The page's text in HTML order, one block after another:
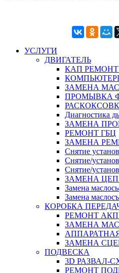
УСЛУГИ
ДВИГАТЕЛЬ
КАП РЕМОНТ
ЗАМЕНА
ПРОМЫВКА
Диагностика
ЗАМЕНА
РЕМОНТ ГБЦ
ЗАМЕНА
Снятие
Cнятие/
Cнятие/
ЗАМЕНА
Замена
Замена
КОРОБКА
РЕМОНТ
ЗАМЕНА
ЗАМЕНА
ПОДВЕСКА
3D РАЗВАЛ-
РЕМОНТ